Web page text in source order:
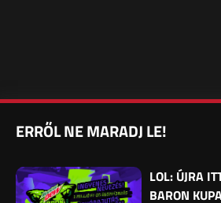
ERRŐL NE MARADJ LE!
LOL: ÚJRA
BARON